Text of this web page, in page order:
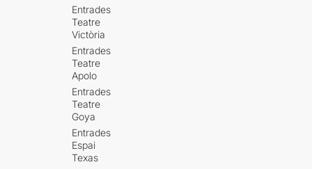
Entrades
Teatre
Victòria
Entrades
Teatre
Apolo
Entrades
Teatre
Goya
Entrades
Espai
Texas